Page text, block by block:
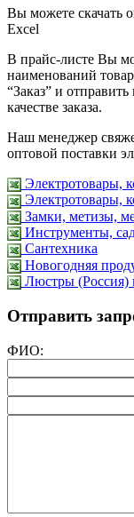
Вы можете скачать
Excel
В прайс-листе Вы
наименований
“Заказ” и
качестве заказа.
Наш менеджер
оптовой поставки
Электротовары,
Электротовары,
Замки, метизы,
Инструменты,
Сантехника
Новогодняя
Люстры (Россия)
Отправить
ФИО: